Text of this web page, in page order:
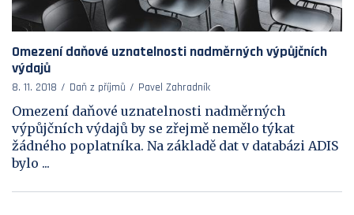
Omezení daňové uznatelnosti nadměrných výpůjčních
výdajů
8. 11. 2018 Daň z příjmů Pavel Zahradník
Omezení daňové uznatelnosti nadměrných
výpůjčních výdajů by se zřejmě nemělo týkat
žádného poplatníka. Na základě dat v databázi ADIS
bylo ...